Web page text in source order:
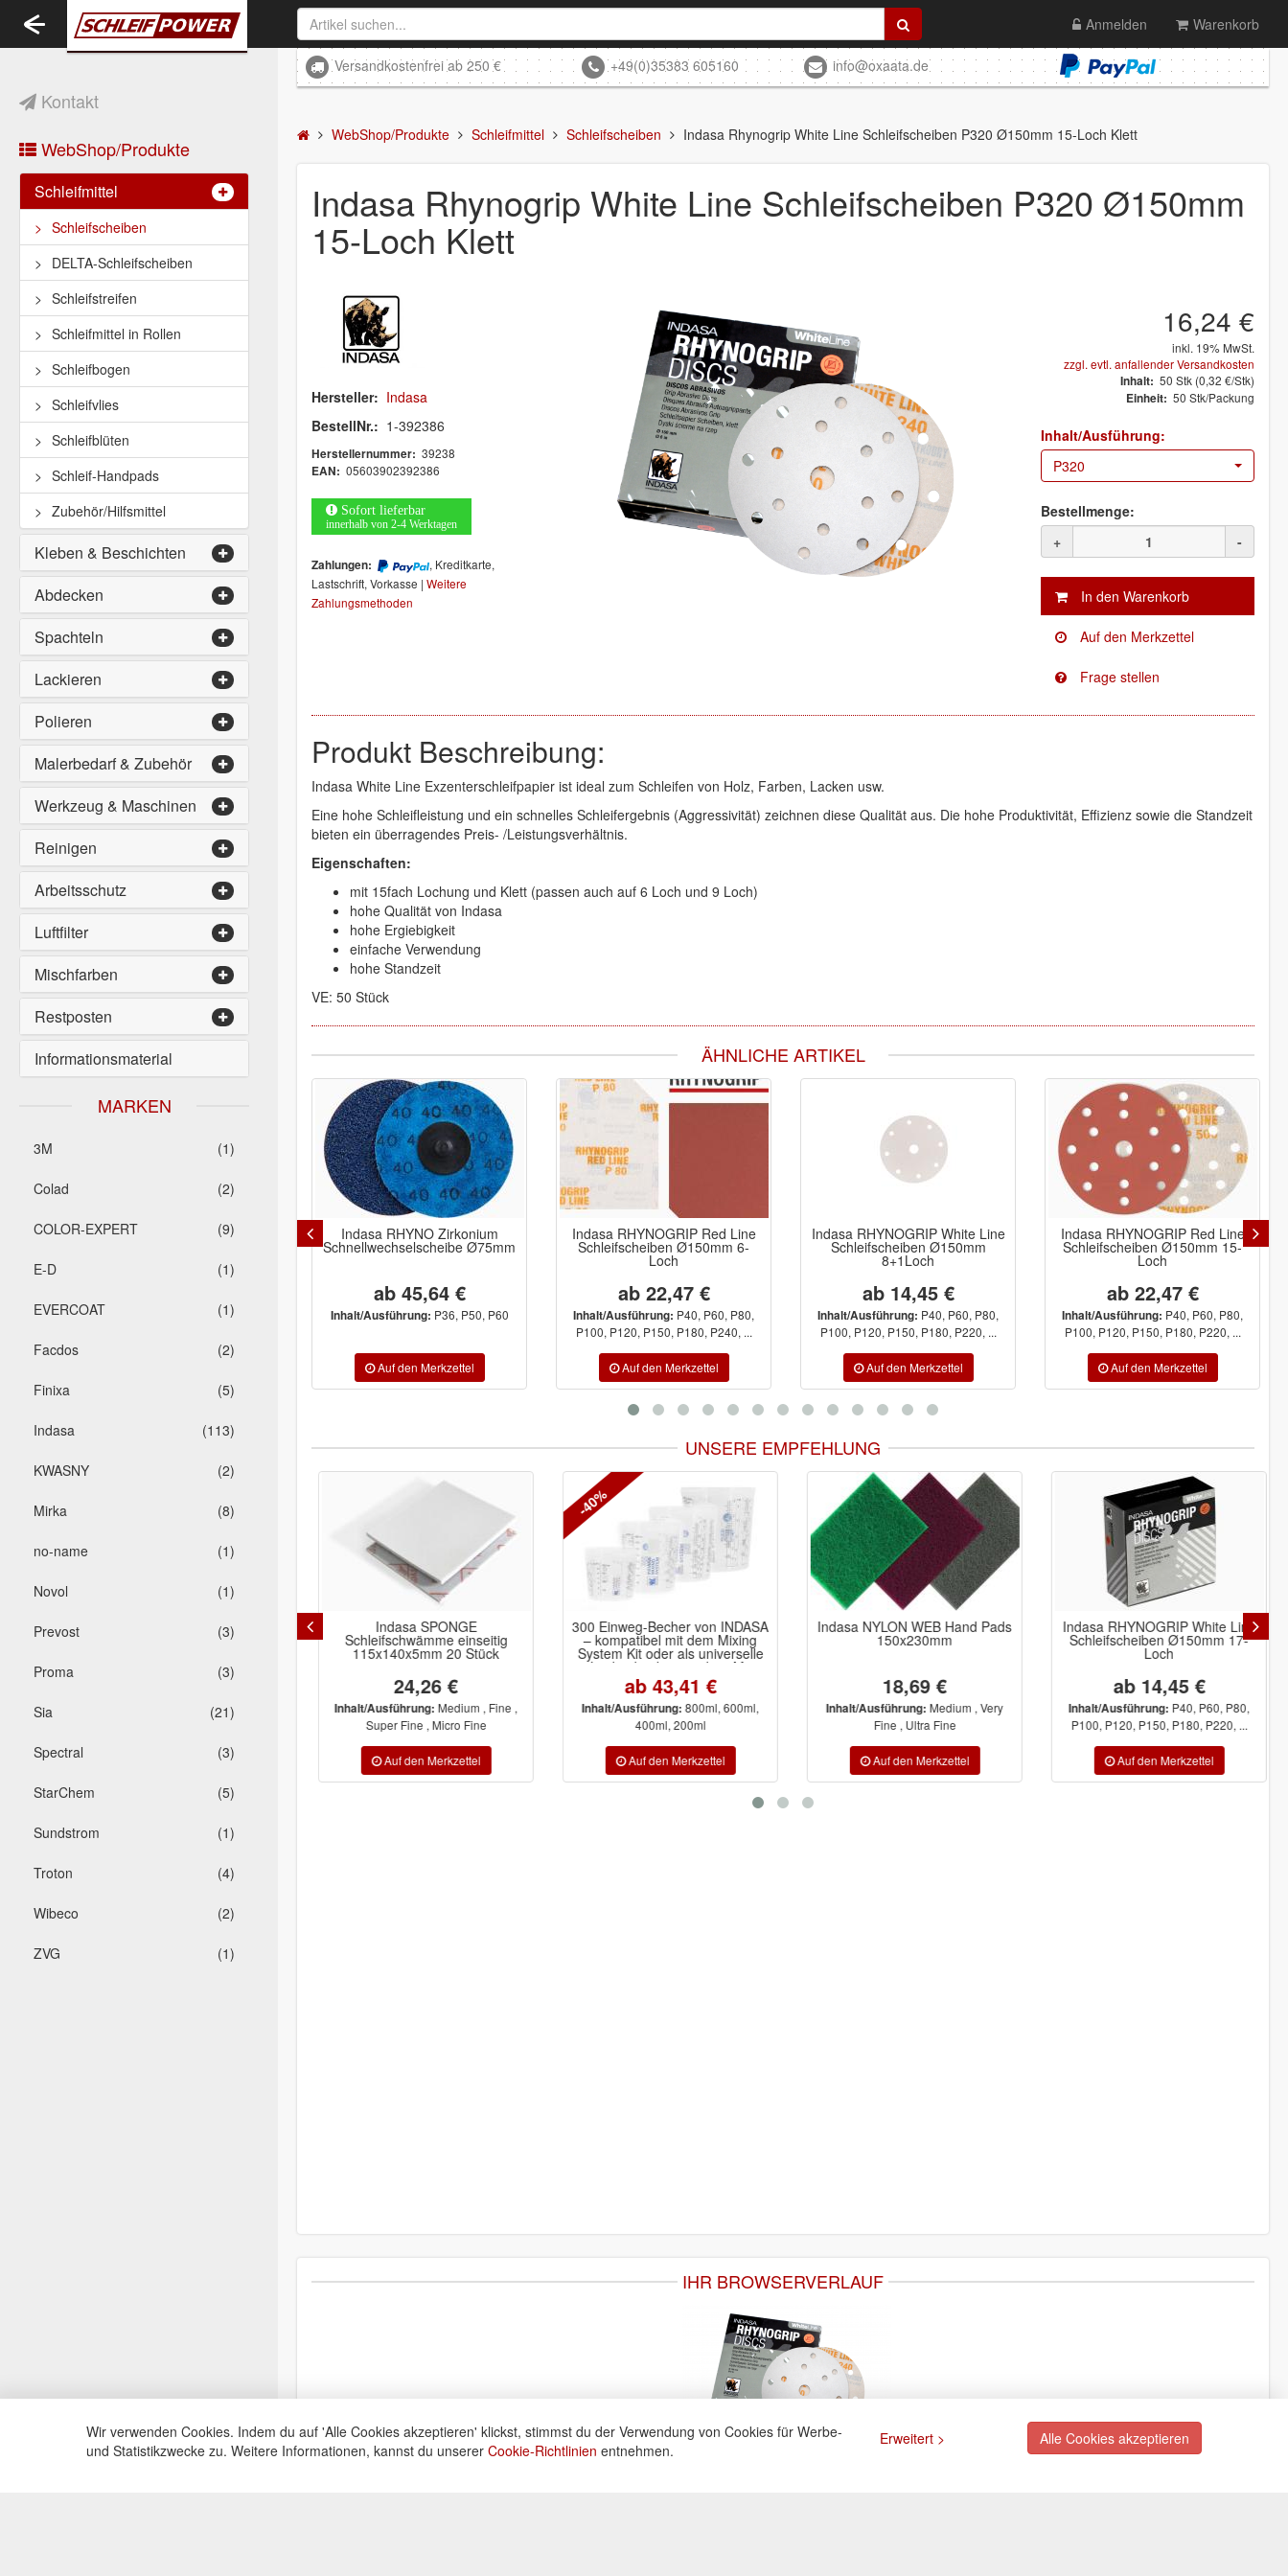
Kontakt
WebShop/Produkte
Schleifmittel
Schleifscheiben
DELTA-Schleifscheiben
Schleifstreifen
Schleifmittel in Rollen
Schleifbogen
Schleifvlies
Schleifblüten
Schleif-Handpads
Zubehör/Hilfsmittel
Kleben & Beschichten
Abdecken
Spachteln
Lackieren
Polieren
Malerbedarf & Zubehör
Werkzeug & Maschinen
Reinigen
Arbeitsschutz
Luftfilter
Mischfarben
Restposten
Informationsmaterial
MARKEN
(1)
3M
(2)
Colad
(9)
COLOR-EXPERT
(1)
E-D
(1)
EVERCOAT
(2)
Facdos
(5)
Finixa
(113)
Indasa
(2)
KWASNY
(8)
Mirka
(1)
no-name
(1)
Novol
(3)
Prevost
(3)
Proma
(21)
Sia
(3)
Spectral
(5)
StarChem
(1)
Sundstrom
(4)
Troton
(2)
Wibeco
(1)
ZVG
Toggle
navigation
Anmelden Warenkorb
Versandkostenfrei ab 250 € +49(0)35383 605160 info@oxaata.de
WebShop/Produkte Schleifmittel Schleifscheiben Indasa Rhynogrip White Line Schleifscheiben P320 Ø150mm 15-Loch Klett
Indasa Rhynogrip White Line Schleifscheiben P320 Ø150mm
15-Loch Klett
Hersteller: Indasa
BestellNr.: 1-392386
Herstellernummer: 39238
EAN: 05603902392386
Sofort lieferbar
innerhalb von 2-4 Werktagen
Zahlungen:
, Kreditkarte,
Lastschrift, Vorkasse | Weitere
Zahlungsmethoden
16,24 €
inkl. 19% MwSt.
zzgl. evtl. anfallender Versandkosten
Inhalt: 50 Stk (0,32 €/Stk)
Einheit: 50 Stk/Packung
Inhalt/Ausführung:
P320
Bestellmenge:
+
-
Produkt Beschreibung:
Indasa White Line Exzenterschleifpapier ist ideal zum Schleifen von Holz, Farben, Lacken usw.
Eine hohe Schleifleistung und ein schnelles Schleifergebnis (Aggressivität) zeichnen diese Qualität aus. Die hohe Produktivität, Effizienz sowie die Standzeit
bieten ein überragendes Preis- /Leistungsverhältnis.
Eigenschaften:
mit 15fach Lochung und Klett (passen auch auf 6 Loch und 9 Loch)
hohe Qualität von Indasa
hohe Ergiebigkeit
einfache Verwendung
hohe Standzeit
VE: 50 Stück
ÄHNLICHE ARTIKEL
Indasa RHYNO Zirkonium
Schnellwechselscheibe Ø75mm
ab 45,64 €
Inhalt/Ausführung: P36, P50, P60
Indasa RHYNOGRIP Red Line
Schleifscheiben Ø150mm 6-
Loch
ab 22,47 €
Inhalt/Ausführung: P40, P60, P80,
P100, P120, P150, P180, P240, ...
Indasa RHYNOGRIP White Line
Schleifscheiben Ø150mm
8+1Loch
ab 14,45 €
Inhalt/Ausführung: P40, P60, P80,
P100, P120, P150, P180, P220, ...
Indasa RHYNOGRIP Red Line
Schleifscheiben Ø150mm 15-
Loch
ab 22,47 €
Inhalt/Ausführung: P40, P60, P80,
P100, P120, P150, P180, P220, ...
UNSERE EMPFEHLUNG
Indasa RHYNODRY RHYNALOX
White Line Schleifbogen
Trockenschleifarbeiten
ab 19,64 €
P40, P60, P80,
P100, P120, P150, P180, P220, ...
Indasa SPONGE
Schleifschwämme einseitig
115x140x5mm 20 Stück
24,26 €
Inhalt/Ausführung:Medium , Fine ,
Super Fine , Micro Fine
300 Einweg-Becher von INDASA
– kompatibel mit dem Mixing
System Kit oder als universelle
Lackierbecher nutzbar. Mit
präziser Mischskala, silikonfrei,
stapelbar.
ab 43,41 €
Inhalt/Ausführung:800ml, 600ml,
400ml, 200ml
-40%
Indasa NYLON WEB Hand Pads
150x230mm
18,69 €
Inhalt/Ausführung:Medium , Very
Fine , Ultra Fine
Indasa RHYNOGRIP White Line
Schleifscheiben Ø150mm 17-
Loch
ab 14,45 €
Inhalt/Ausführung:P40, P60, P80,
P100, P120, P150, P180, P220, ...
IHR BROWSERVERLAUF
Wir verwenden Cookies. Indem du auf 'Alle Cookies akzeptieren' klickst, stimmst du der Verwendung von Cookies für Werbe-
und Statistikzwecke zu. Weitere Informationen, kannst du unserer Cookie-Richtlinien entnehmen.
Erweitert > Alle Cookies akzeptieren